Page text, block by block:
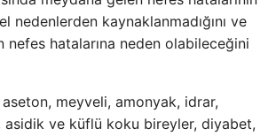
nedenlerden kaynaklanmadığını ve
nefes hatalarına neden olabileceğini
meyveli, amonyak, idrar,
asidik ve küflü koku bireyler, diyabet,